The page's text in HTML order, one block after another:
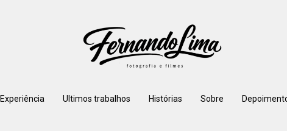
Experiência Ultimos trabalhos Histórias Sobre